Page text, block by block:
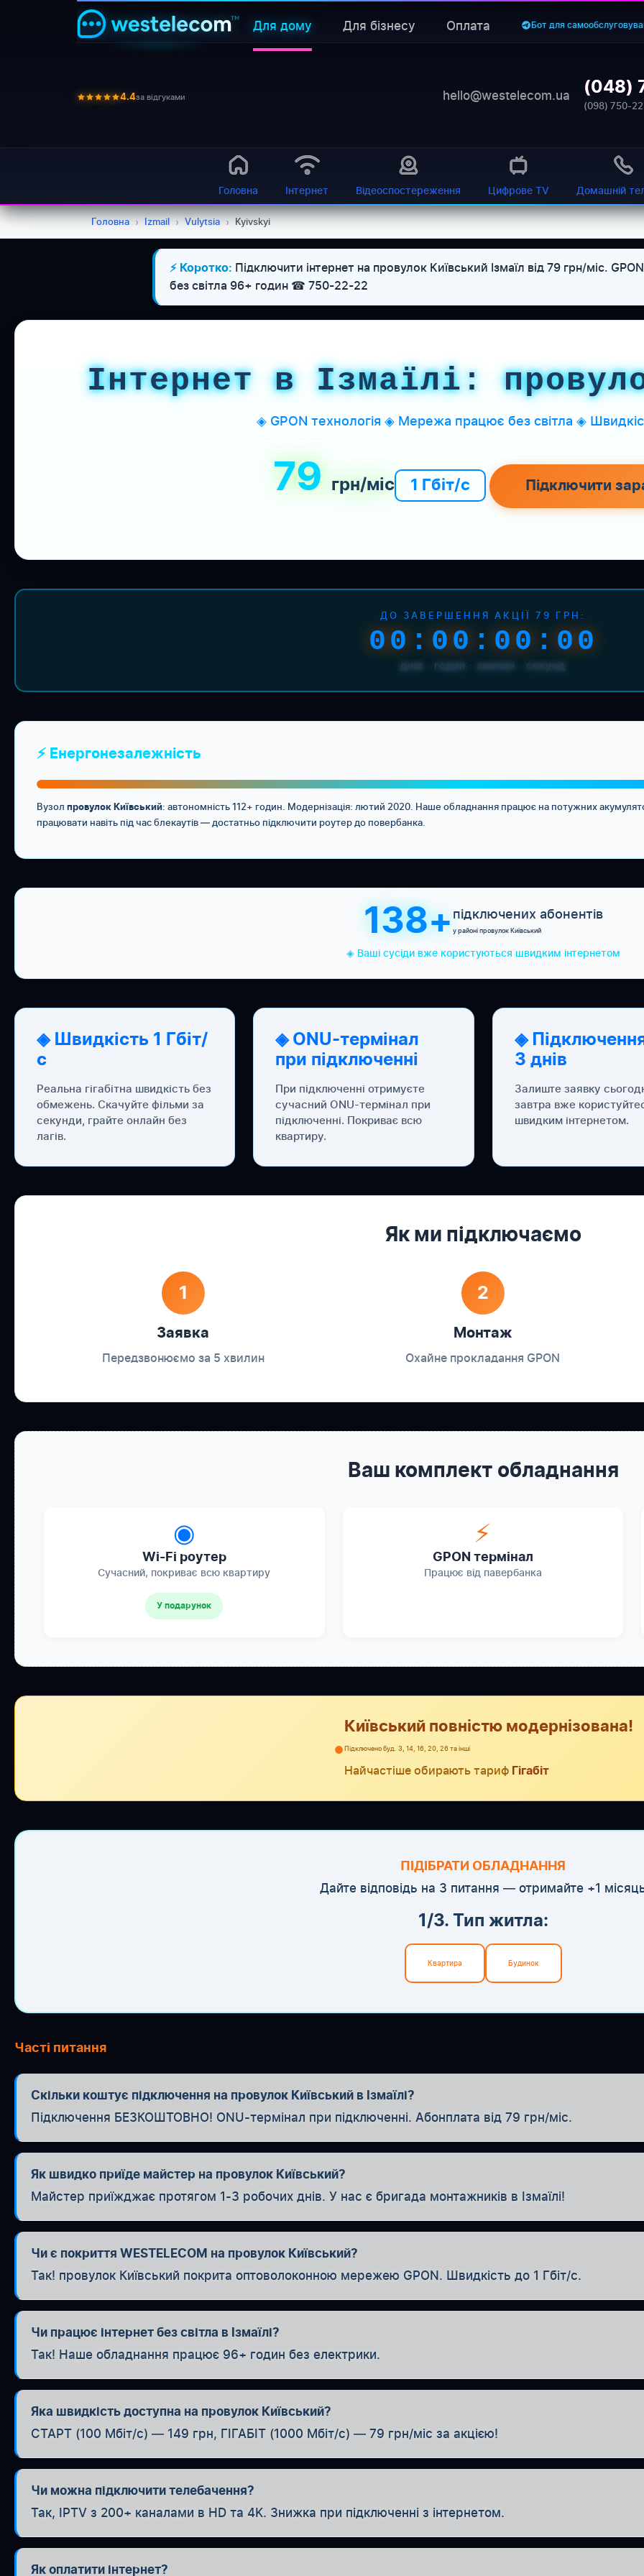
Для дому Для бізнесу Оплата Бот для
4.4за відгуками hello@westelecom.ua (048)
(098) 750-
Головна Інтернет Відеоспостереження Цифрове TV Домашній
Головна › Izmail › Vulytsia › Kyivskyi
⚡ Коротко: Підключити інтернет на провулок Київський Ізмаїл від 79 грн/міс.
без світла 96+ годин ☎ 750-22-22
Інтернет в Ізмаїлі:
◈ GPON технологія ◈ Мережа працює без світла ◈
79 грн/міс 1 Гбіт/с Підключити
ДО ЗАВЕРШЕННЯ АКЦІЇ 79 ГРН:
00:00:00:00
днів : годин : хвилин : секунд
⚡ Енергонезалежність
Вузол провулок Київський: автономність 112+ годин. Модернізація: лютий 2020. Наше обладнання працює на потужних
працювати навіть під час блекаутів — достатньо підключити роутер до повербанка.
138+ підключених абонентів
у районі провулок Київський
◈ Ваші сусіди вже користуються швидким інтернетом
◈ Швидкість 1 Гбіт/
с
Реальна гігабітна швидкість без
обмежень. Скачуйте фільми за
секунди, грайте онлайн без
лагів.
◈ ONU-термінал
при підключенні
При підключенні отримуєте
сучасний ONU-термінал при
підключенні. Покриває всю
квартиру.
◈
3 днів
Залиште заявку
завтра вже
швидким інтернетом.
Як ми підключаємо
1
Заявка
Передзвонюємо за 5 хвилин
2
Монтаж
Охайне прокладання GPON
Ваш комплект обладнання
◉
Wi-Fi роутер
Сучасний, покриває всю квартиру
У подарунок
⚡
GPON термінал
Працює від павербанка
●
Київський повністю модернізована!
Підключено буд. 3, 14, 16, 20, 26 та інші
Найчастіше обирають тариф Гігабіт
ПІДІБРАТИ ОБЛАДНАННЯ
Дайте відповідь на 3 питання — отримайте +1
1/3. Тип житла:
Квартира Будинок
Часті питання
Скільки коштує підключення на провулок Київський в Ізмаїлі?
Підключення БЕЗКОШТОВНО! ONU-термінал при підключенні. Абонплата від 79 грн/міс.
Як швидко приїде майстер на провулок Київський?
Майстер приїжджає протягом 1-3 робочих днів. У нас є бригада монтажників в Ізмаїлі!
Чи є покриття WESTELECOM на провулок Київський?
Так! провулок Київський покрита оптоволоконною мережею GPON. Швидкість до 1 Гбіт/с.
Чи працює інтернет без світла в Ізмаїлі?
Так! Наше обладнання працює 96+ годин без електрики.
Яка швидкість доступна на провулок Київський?
СТАРТ (100 Мбіт/с) — 149 грн, ГІГАБІТ (1000 Мбіт/с) — 79 грн/міс за акцією!
Чи можна підключити телебачення?
Так, IPTV з 200+ каналами в HD та 4K. Знижка при підключенні з інтернетом.
Як оплатити інтернет?